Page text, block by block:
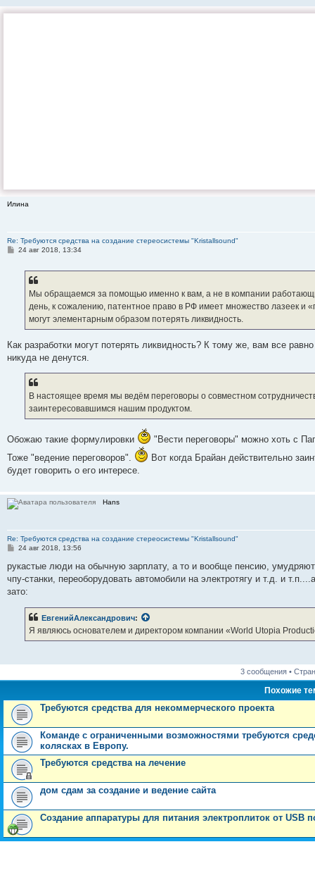
Илина
Re: Требуются средства на создание стереосистемы "Kristallsound"
С24 авг 2018, 13:34
Мы обращаемся за помощью именно к вам, а не в компании
день, к сожалению, патентное право в РФ имеет множество лазеек и
могут элементарным образом потерять ликвидность.
Как разработки могут потерять ликвидность? К тому же, вам все
никуда не денутся.
В настоящее время мы ведём переговоры о совместном
заинтересовавшимся нашим продуктом.
Обожаю такие формулировки
"Вести переговоры" можно хоть с
Тоже "ведение переговоров".
Вот когда Брайан действительно
будет говорить о его интересе.
Hans
Re: Требуются средства на создание стереосистемы "Kristallsound"
С
о
щ
е
24 авг 2018, 13:56
рукастые люди на обычную зарплату, а то и вообще пенсию,
чпу-станки, переоборудовать автомобили на электротягу и т.д. и
зато:
ЕвгенийАлександрович:
Я являюсь основателем и директором компании «World Utopia
3 сообщения •
Похожие
Требуются средства для некоммерческого проекта
Команде с ограниченными возможностями требуются
колясках в Европу.
Требуются средства на лечение
дом сдам за создание и ведение сайта
Создание аппаратуры для питания электроплиток от USB